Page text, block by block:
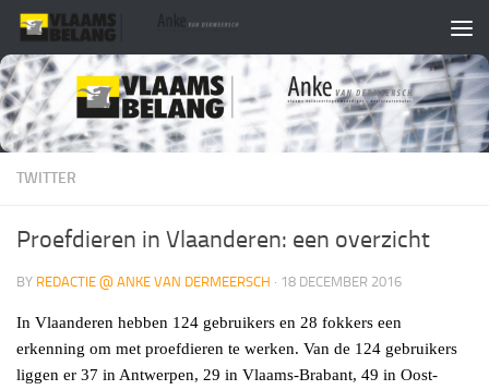
Skip to content
TWITTER
Proefdieren in Vlaanderen: een overzicht
BY REDACTIE @ ANKE VAN DERMEERSCH · 18 DECEMBER 2016
In Vlaanderen hebben 124 gebruikers en 28 fokkers een
erkenning om met proefdieren te werken. Van de 124 gebruikers
liggen er 37 in Antwerpen, 29 in Vlaams-Brabant, 49 in Oost-